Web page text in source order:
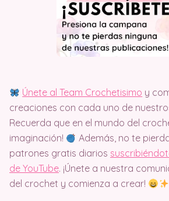
Únete al Team Crochetisimo y
creaciones con cada uno de
Recuerda que en el mundo del
imaginación!
Además, no te
patrones gratis diarios
de YouTube. ¡Únete a nuestra
del crochet y comienza a crear!